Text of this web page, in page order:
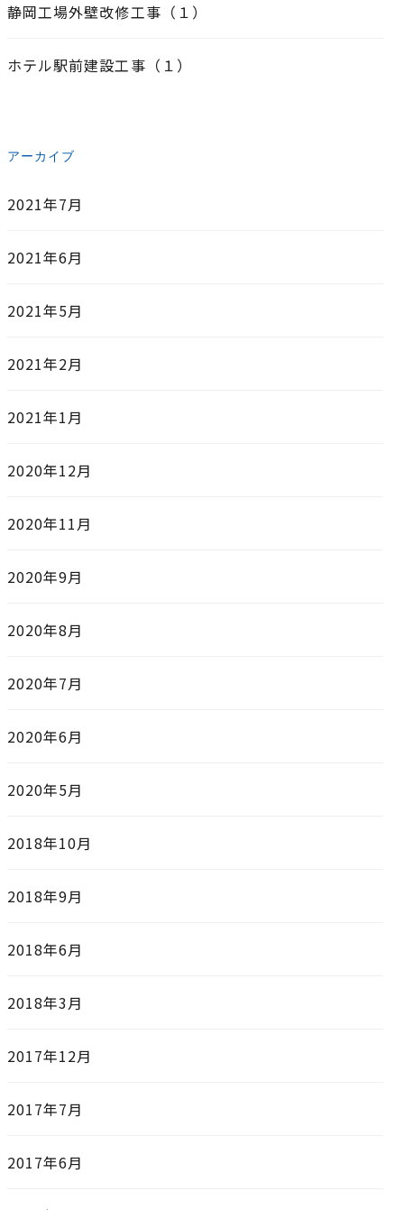
静岡工場外壁改修工事（１）
ホテル駅前建設工事（１）
アーカイブ
2021年7月
2021年6月
2021年5月
2021年2月
2021年1月
2020年12月
2020年11月
2020年9月
2020年8月
2020年7月
2020年6月
2020年5月
2018年10月
2018年9月
2018年6月
2018年3月
2017年12月
2017年7月
2017年6月